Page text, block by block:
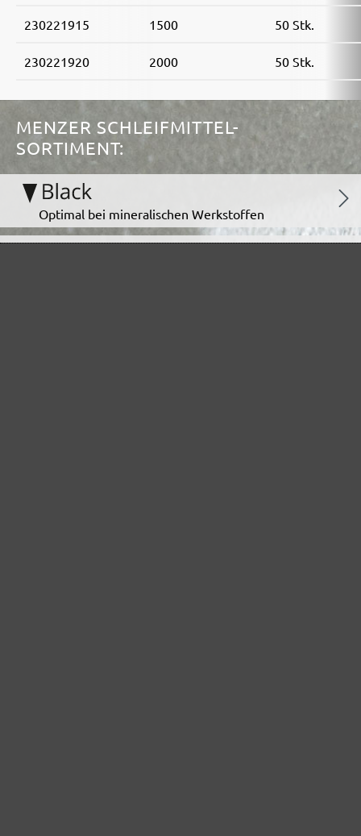
230221915 1500 50 Stk.
230221920 2000 50 Stk.
MENZER SCHLEIFMITTEL-
SORTIMENT:
Optimal bei mineralischen Werkstoffen